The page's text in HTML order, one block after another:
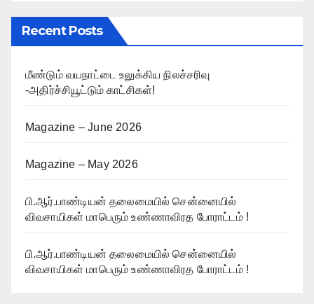
Recent Posts
மீண்டும் வயநாட்டை உலுக்கிய நிலச்சரிவு
-அதிர்ச்சியூட்டும் காட்சிகள்!
Magazine – June 2026
Magazine – May 2026
பி.ஆர்.பாண்டியன் தலைமையில் சென்னையில்
விவசாயிகள் மாபெரும் உண்ணாவிரத போராட்டம் !
பி.ஆர்.பாண்டியன் தலைமையில் சென்னையில்
விவசாயிகள் மாபெரும் உண்ணாவிரத போராட்டம் !